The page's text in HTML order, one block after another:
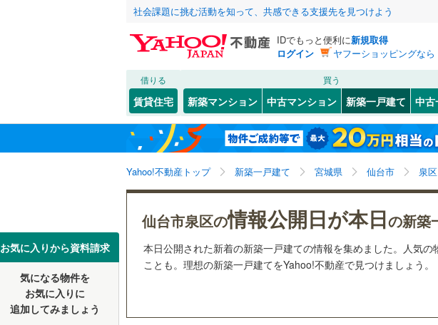
社会課題に挑む活動を知って、共感できる支援先を見つけよう
IDでもっと便利に新規取得
ログイン
ヤフーショッピングな
借りる
賃貸住宅
買う
新築マンション 中古マンション 新築一戸建て 中古
Yahoo!不動産トップ 新築一戸建て 宮城県 仙台市 泉区
お気に入りから資料請求
気になる物件を
お気に入りに
追加してみましょう
仙台市泉区の情報公開日が本日の新築
本日公開された新着の新築一戸建ての情報を集めました。人気
ことも。理想の新築一戸建てをYahoo!不動産で見つけましょう。
北海道 北海道
東北 青森 岩手 宮城
関東 東京 神奈川 埼玉
新潟 長野
東海 愛知 岐阜 静岡
仙台市 青葉区(0)
太白区(0)
宮城県のそのほ
石巻市(0)
白石市( 0)
多賀城市(0)
栗原市(0)
JR 東北本線(0)
仙石線(0)
大船渡線(0)
秋田新幹線(0)
仙台市地下鉄南北線 0)
私鉄・その他 阿武隈急行(0)
こだわり条件 設備
床暖房（0）
駐車場2台以上（0）
ＴＶモニタ付インターホン
（0）
配置、向き、建ち方、日当たり
前道6m以上（0）
検
この検索条件の新着物
宮城県、仙台市
地を含む、間
閉じる
閉じる